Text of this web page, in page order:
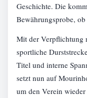
Geschichte. Die
Bewährungsprobe,
Mit der Verpflichtung
sportliche
Titel und interne
setzt nun auf
um den Verein